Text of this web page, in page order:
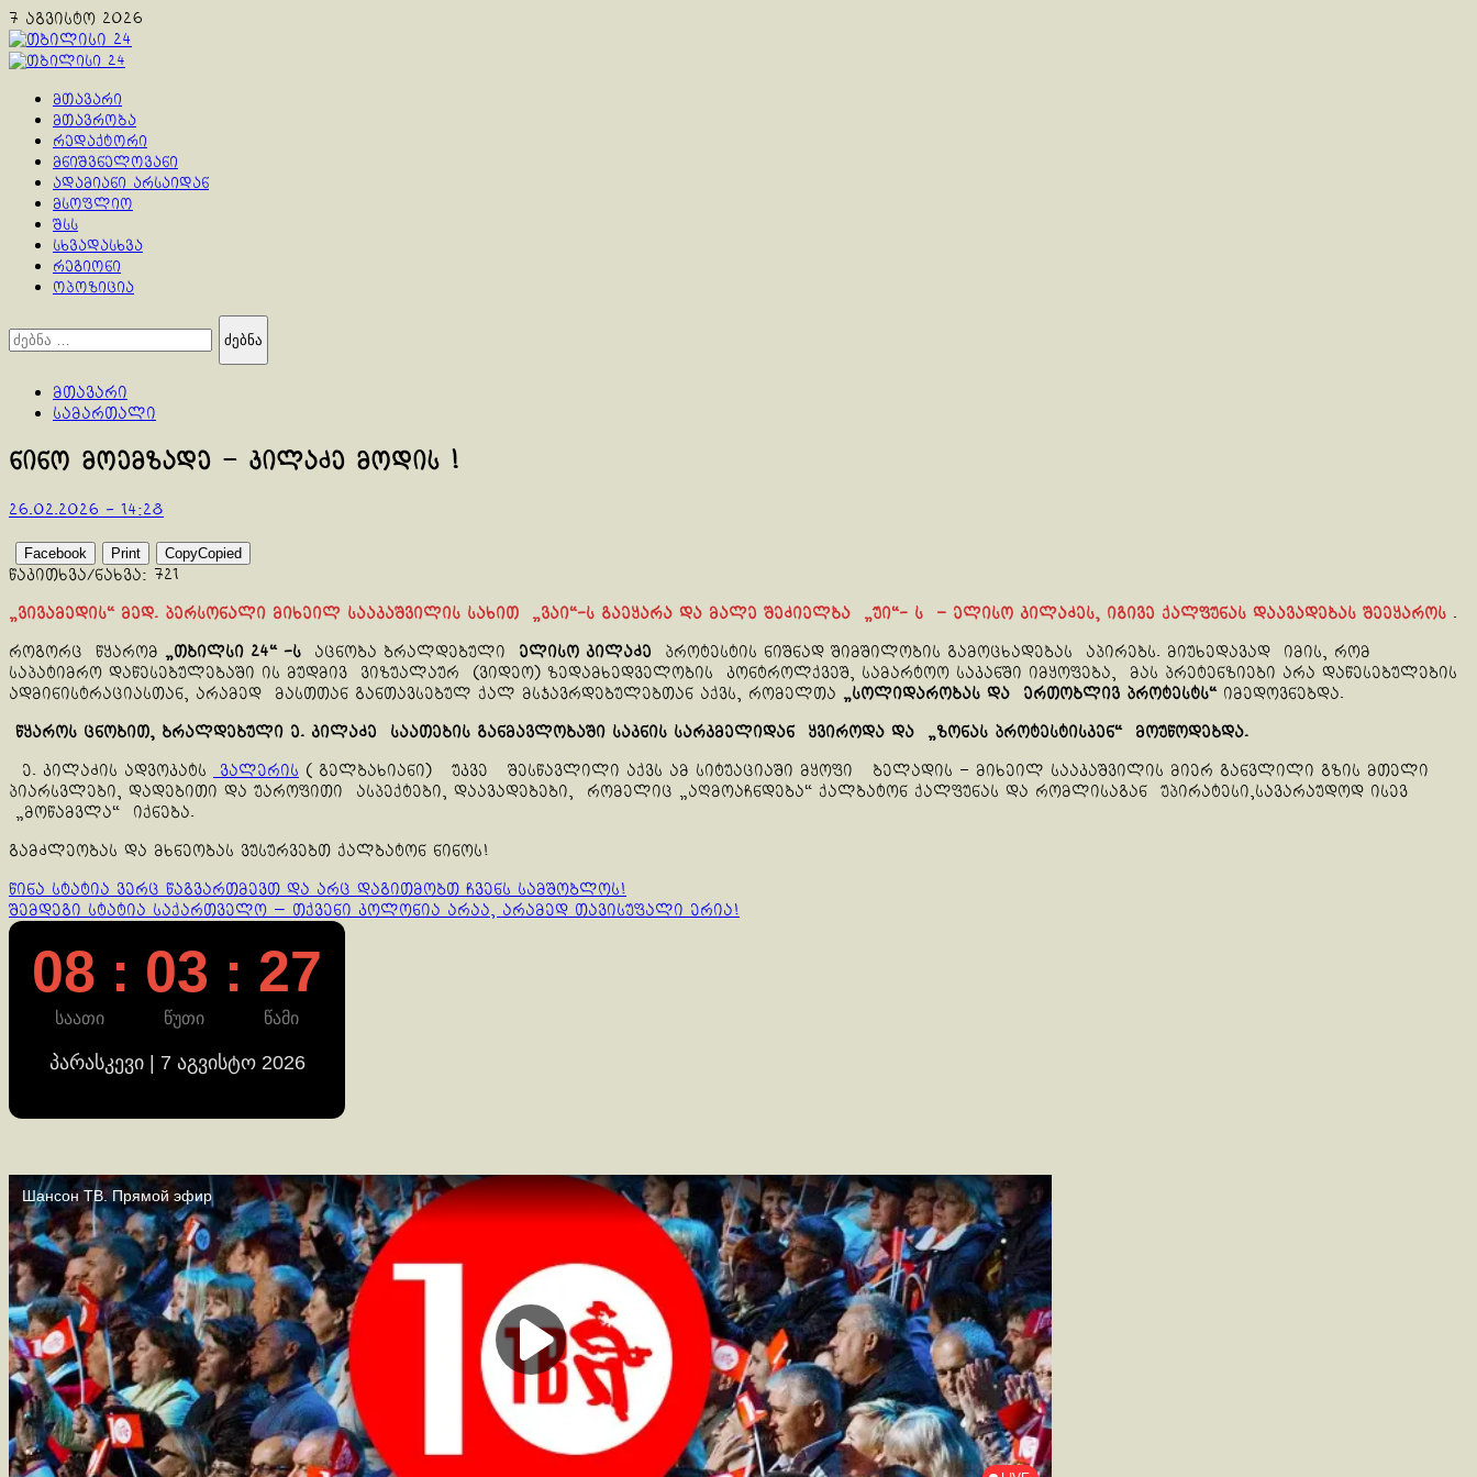
Skip
to
content
7 აგვისტო 2026
Primary
მთავარი
მთავრობა
რედაქტორი
მნიშვნელოვანი
ადამიანი არსაიდან
მსოფლიო
შსს
სხვადასხვა
რეგიონი
ოპოზიცია
ძებნა:
მთავარი
სამართალი
ნინო მოემზადე – კილაძე მოდის !
26.02.2026 - 14:28
Facebook Print CopyCopied
წაკითხვა/ნახვა: 721
„ვივამედის“ მედ. პერსონალი მიხეილ სააკაშვილის სახით „ვაი“-ს გაეყარა და მალე შეძიელბა „უი“- ს – ელისო კილაძეს, იგივე ქალფუნას დაავადებას შეეყაროს .
როგორც წყარომ „თბილსი 24“ -ს აცნობა ბრალდებული ელისო კილაძე პროტესტის ნიშნად შიმშილობის გამოცხადებას აპირებს. მიუხედავად იმის, რომ
საპატიმრო დაწესებულებაში ის მუდმივ ვიზუალაურ (ვიდეო) ზედამხედველობის კონტროლქვეშ, სამარტოო საკანში იმყოფება, მას პრეტენზიები არა დაწესებულების
ადმინისტრაციასთან, არამედ მასთთან განთავსებულ ქალ მსჯავრდებულებთან აქვს, რომელთა „სოლიდარობას და ერთობლივ პროტესტს“იმედოვნებდა.
წყაროს ცნობით, ბრალდებული ე. კილაძე საათების განმავლობაში საკნის სარკმელიდან ყვიროდა და „ზონას პროტესტისკენ“ მოუწოდებდა.
ე. კილაძის ადვოკატს
ვალერის ( გელბახიანი) უკვე შესწავლილი აქვს ამ სიტუაციაში მყოფი ბელადის – მიხეილ სააკაშვილის მიერ განვლილი გზის მთელი
პიარსვლები, დადებითი და უაროფითი ასპექტები, დაავადებები, რომელიც „აღმოაჩნდება“ ქალბატონ ქალფუნას და რომლისაგან უპირატესი,სავარაუდოდ ისევ
„მოწამვლა“ იქნება.
გამძლეობას და მხნეობას ვუსურვებთ ქალბატონ ნინოს!
Continue
Reading
წინა სტატია ვერც წაგვართმევთ და არც დაგითმობთ ჩვენს სამშობლოს!
შემდეგი სტატია საქართველო — თქვენი კოლონია არაა, არამედ თავისუფალი ერია!
08 : 03 : 27
საათი წუთი წამი
პარასკევი | 7 აგვისტო 2026